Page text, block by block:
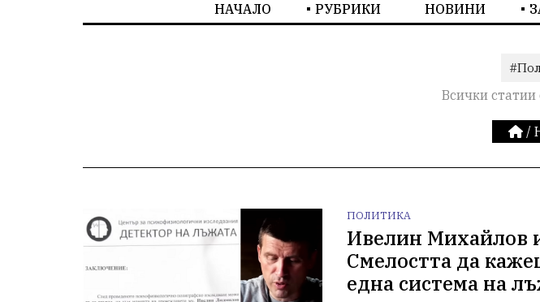
НАЧАЛО РУБРИКИ НОВИНИ
Всички
/
ПОЛИТИКА
Ивелин Михайлов
Смелостта да
една система на